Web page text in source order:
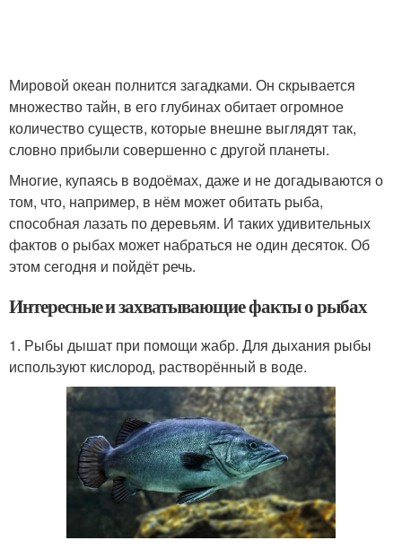
Мировой океан полнится загадками. Он скрывается
множество тайн, в его глубинах обитает огромное
количество существ, которые внешне выглядят так,
словно прибыли совершенно с другой планеты.
Многие, купаясь в водоёмах, даже и не догадываются о
том, что, например, в нём может обитать рыба,
способная лазать по деревьям. И таких удивительных
фактов о рыбах может набраться не один десяток. Об
этом сегодня и пойдёт речь.
Интересные и захватывающие факты о рыбах
1. Рыбы дышат при помощи жабр. Для дыхания рыбы
используют кислород, растворённый в воде.